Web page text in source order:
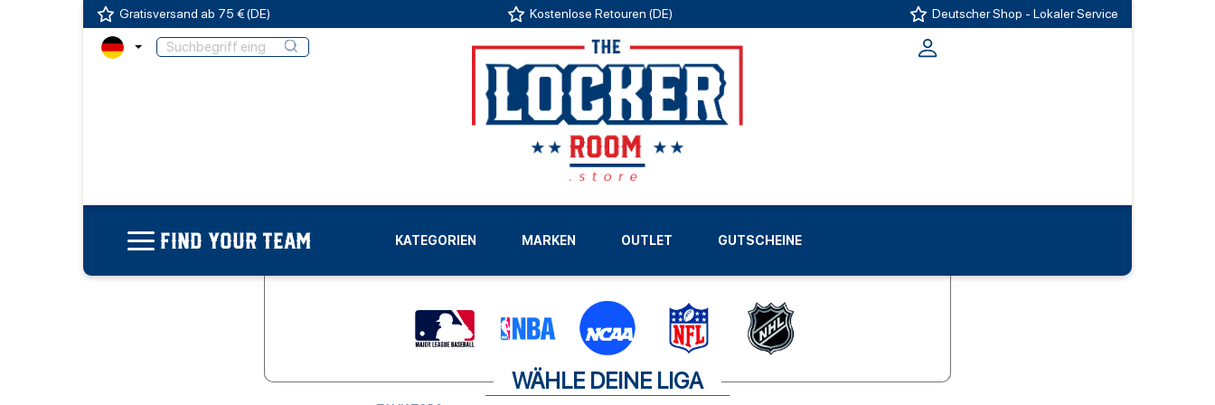
Gratisversand ab 75 € (DE) Kostenlose Retouren (DE) Deutscher Shop - Lokaler Service
FIND YOUR TEAM KATEGORIEN MARKEN
LIGEN
OUTLET GUTSCHEINE
WÄHLE DEINE LIGA